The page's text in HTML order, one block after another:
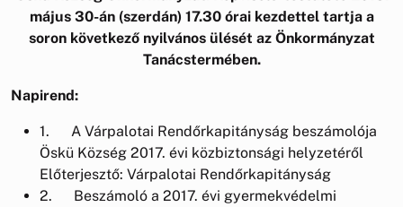
május 30-án (szerdán) 17.30 órai kezdettel tartja a
soron következő nyilvános ülését az Önkormányzat
Tanácstermében.
Napirend:
1. A Várpalotai Rendőrkapitányság beszámolója
Öskü Község 2017. évi közbiztonsági helyzetéről
Előterjesztő: Várpalotai Rendőrkapitányság
2. Beszámoló a 2017. évi gyermekvédelmi